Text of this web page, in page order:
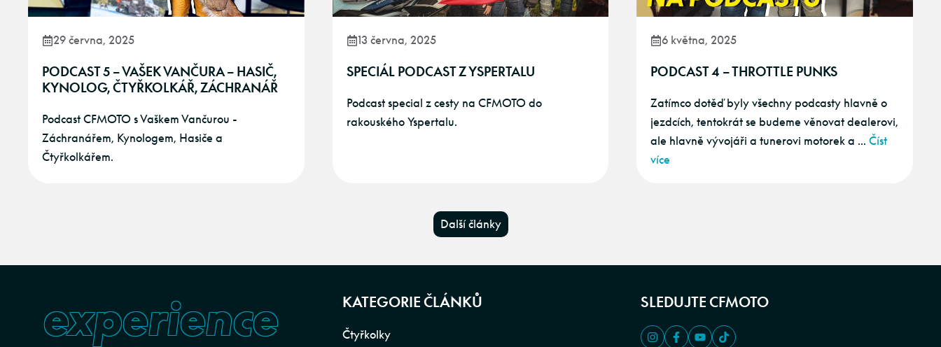
29 června, 2025
PODCAST 5 – VAŠEK VANČURA – HASIČ,
KYNOLOG, ČTYŘKOLKÁŘ, ZÁCHRANÁŘ
Podcast CFMOTO s Vaškem Vančurou -
Záchranářem, Kynologem, Hasiče a
Čtyřkolkářem.
13 června, 2025
SPECIÁL PODCAST Z YSPERTALU
Podcast special z cesty na CFMOTO do
rakouského Yspertalu.
6 května, 2025
PODCAST 4 – THROTTLE PUNKS
Zatímco dotěď byly všechny podcasty hlavně o
jezdcích, tentokrát se budeme věnovat dealerovi,
ale hlavně vývojáři a tunerovi motorek a ...Číst
více
Další články
experience
KATEGORIE ČLÁNKŮ
Čtyřkolky
SLEDUJTE CFMOTO